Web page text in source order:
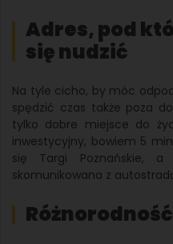
Adres, pod
się nudzić
Na tyle cicho, by móc
spędzić czas także poza
tylko dobre miejsce do
inwestycyjny, bowiem 5
się Targi Poznańskie,
skomunikowana z
Różnorodność